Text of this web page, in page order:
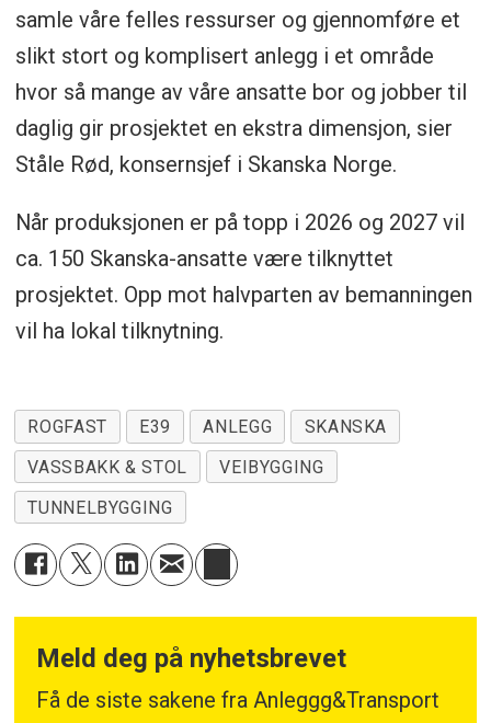
samle våre felles ressurser og gjennomføre et
slikt stort og komplisert anlegg i et område
hvor så mange av våre ansatte bor og jobber til
daglig gir prosjektet en ekstra dimensjon, sier
Ståle Rød, konsernsjef i Skanska Norge.
Når produksjonen er på topp i 2026 og 2027 vil
ca. 150 Skanska-ansatte være tilknyttet
prosjektet. Opp mot halvparten av bemanningen
vil ha lokal tilknytning.
ROGFAST E39 ANLEGG
SKANSKA
VASSBAKK & STOL
VEIBYGGING
TUNNELBYGGING
Meld deg på nyhetsbrevet
Få de siste sakene fra Anleggg&Transport